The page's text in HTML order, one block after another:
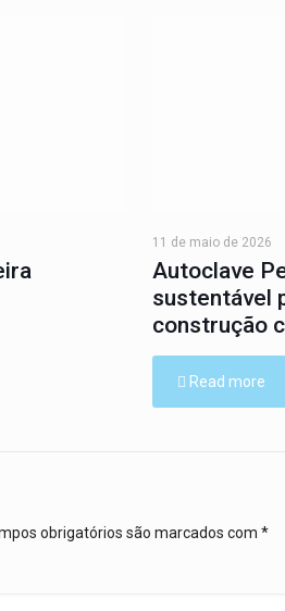
11 de maio de 2026
Autoclave
sustentável
construção
Read more
obrigatórios são marcados com *